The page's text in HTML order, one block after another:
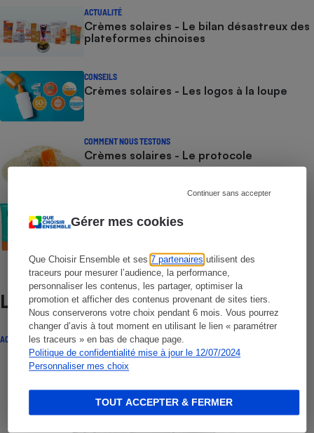
Gérer mes cookies
Que Choisir Ensemble et ses7 partenaires utilisent des
traceurs pour mesurer l’audience, la performance,
personnaliser les contenus, les partager, optimiser la
promotion et afficher des contenus provenant de sites tiers.
Nous conserverons votre choix pendant 6 mois. Vous pourrez
changer d’avis à tout moment en utilisant le lien « paramétrer
les traceurs » en bas de chaque page.
Politique de confidentialité mise à jour le 12/07/2024
Personnaliser mes choix
Continuer sans accepter
TOUT ACCEPTER & FERMER
ACTUALITÉ
Crèmes solaires - Le bilan désastreux des
plateformes chinoises
CONSEILS
Crèmes solaires - Les logos à la loupe
COMMENT NOUS TESTONS
Crèmes solaires - Le protocole
Crèmes solaires visage - Le protocole
Lire aussi
ACTUALITÉ